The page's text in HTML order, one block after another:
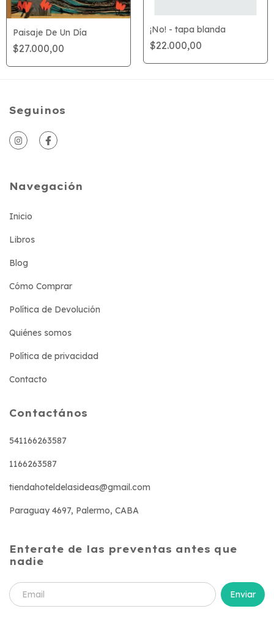
Paisaje De Un Día
$27.000,00
¡No! - tapa blanda
$22.000,00
Seguinos
Navegación
Inicio
Libros
Blog
Cómo Comprar
Política de Devolución
Quiénes somos
Política de privacidad
Contacto
Contactános
541166263587
1166263587
tiendahoteldelasideas@gmail.com
Paraguay 4697, Palermo, CABA
Enterate de las preventas antes que
nadie